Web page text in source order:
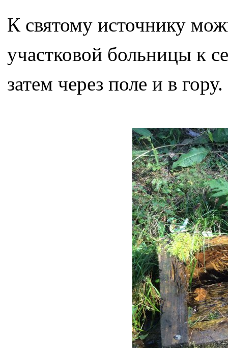
К святому источнику
участковой больницы к
затем через поле и в гору.